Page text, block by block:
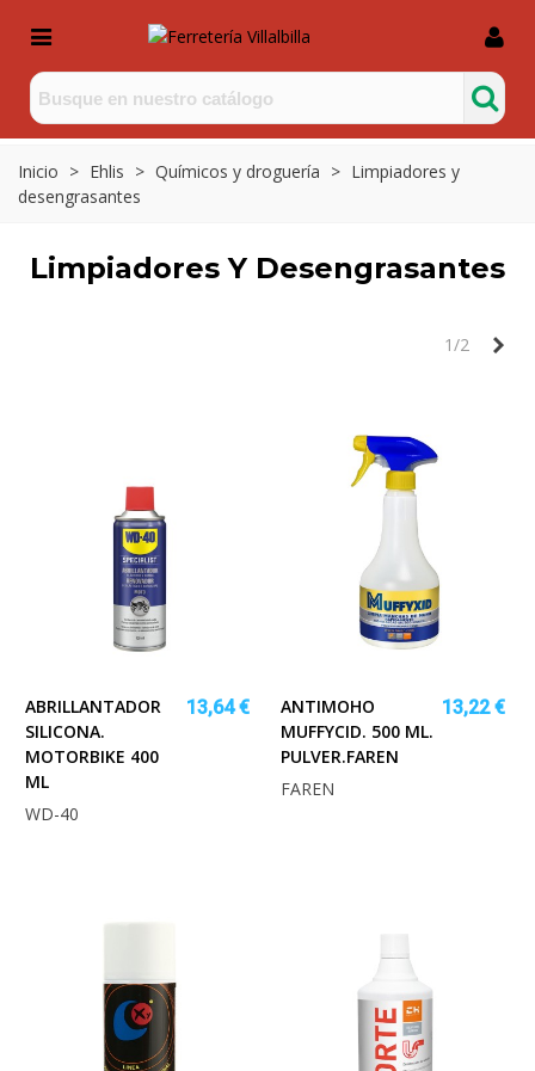
Inicio > Ehlis > Químicos y droguería > Limpiadores y
desengrasantes
Limpiadores Y Desengrasantes
1/2
ABRILLANTADOR
SILICONA.
MOTORBIKE 400
ML
13,64 €
WD-40
ANTIMOHO
MUFFYCID. 500 ML.
PULVER.FAREN
13,22 €
FAREN